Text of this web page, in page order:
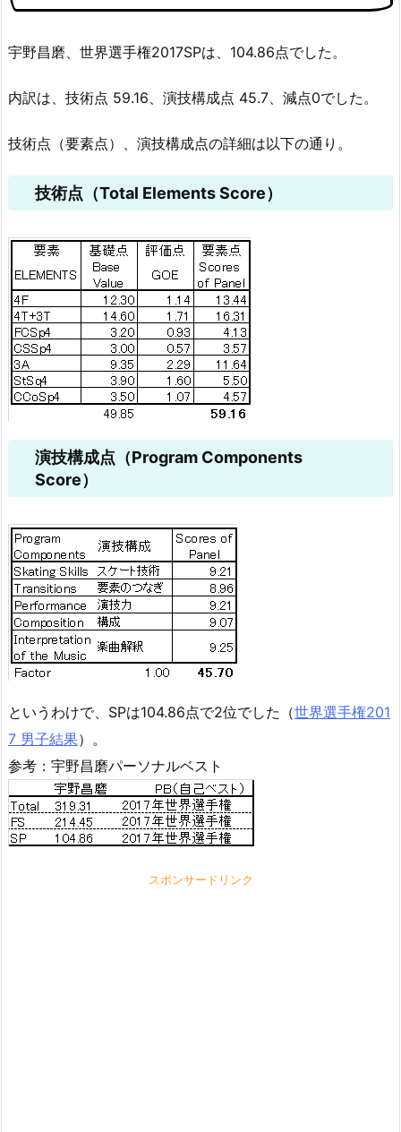
宇野昌磨、世界選手権2017SPは、104.86点でした。
内訳は、技術点 59.16、演技構成点 45.7、減点0でした。
技術点（要素点）、演技構成点の詳細は以下の通り。
技術点（Total Elements Score）
演技構成点（Program Components
Score）
というわけで、SPは104.86点で2位でした（世界選手権201
7 男子結果）。
参考：宇野昌磨パーソナルベスト
スポンサードリンク